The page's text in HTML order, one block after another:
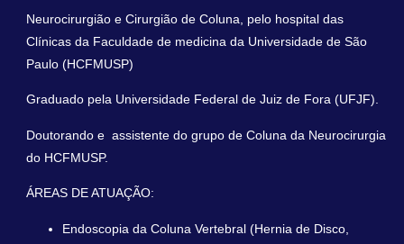
Neurocirurgião e Cirurgião de Coluna, pelo hospital das
Clínicas da Faculdade de medicina da Universidade de São
Paulo (HCFMUSP)
Graduado pela Universidade Federal de Juiz de Fora (UFJF).
Doutorando e assistente do grupo de Coluna da Neurocirurgia
do HCFMUSP.
ÁREAS DE ATUAÇÃO:
Endoscopia da Coluna Vertebral (Hernia de Disco,